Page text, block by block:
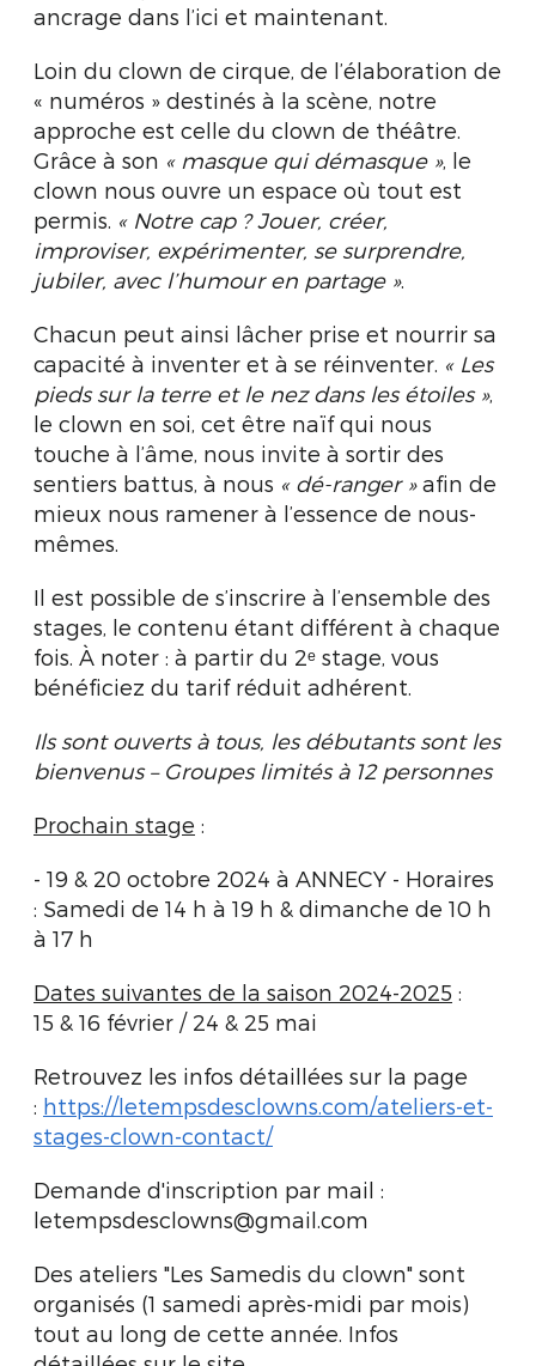
ancrage dans l’ici et maintenant.
Loin du clown de cirque, de l’élaboration de
« numéros » destinés à la scène, notre
approche est celle du clown de théâtre.
Grâce à son « masque qui démasque », le
clown nous ouvre un espace où tout est
permis. « Notre cap ? Jouer, créer,
improviser, expérimenter, se surprendre,
jubiler, avec l’humour en partage ».
Chacun peut ainsi lâcher prise et nourrir sa
capacité à inventer et à se réinventer. « Les
pieds sur la terre et le nez dans les étoiles »,
le clown en soi, cet être naïf qui nous
touche à l’âme, nous invite à sortir des
sentiers battus, à nous « dé-ranger »afin de
mieux nous ramener à l’essence de nous-
mêmes.
Il est possible de s’inscrire à l’ensemble des
stages, le contenu étant différent à chaque
fois. À noter : à partir du 2ᵉ stage, vous
bénéficiez du tarif réduit adhérent.
Ils sont ouverts à tous, les débutants sont les
bienvenus – Groupes limités à 12 personnes
Prochain stage :
- 19 & 20 octobre 2024 à ANNECY - Horaires
: Samedi de 14 h à 19 h & dimanche de 10 h
à 17 h
Dates suivantes de la saison 2024-2025 :
15 & 16 février / 24 & 25 mai
Retrouvez les infos détaillées sur la page
: https://letempsdesclowns.com/ateliers-et-
stages-clown-contact/
Demande d'inscription par mail :
letempsdesclowns@gmail.com
Des ateliers "Les Samedis du clown" sont
organisés (1 samedi après-midi par mois)
tout au long de cette année. Infos